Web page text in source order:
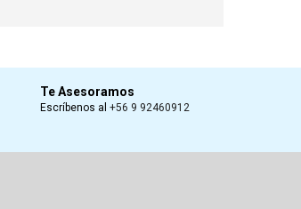
Te Asesoramos
Escríbenos al+56 9 92460912